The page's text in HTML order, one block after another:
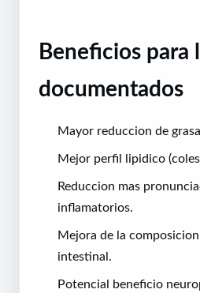
Beneficios para
documentados
Mayor reduccion de
Mejor perfil lipidico
Reduccion mas
inflamatorios.
Mejora de la
intestinal.
Potencial beneficio